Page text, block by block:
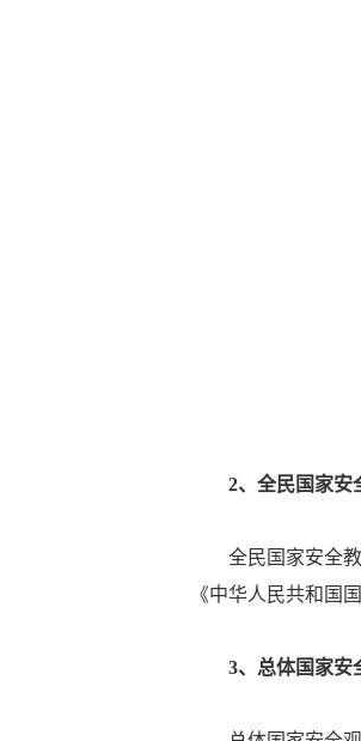
2、 全民国家安
全民国家安全
《中华人民共和国
3、 总体国家安